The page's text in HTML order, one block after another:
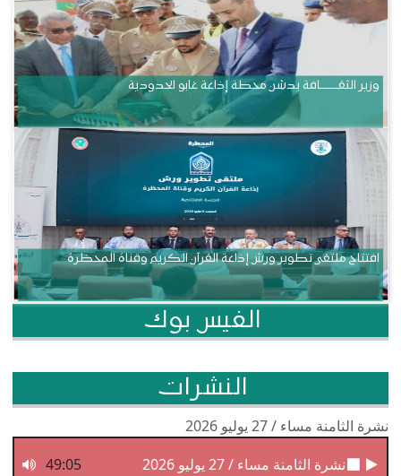
وزير الثقــــــــــافة يدشن محطة إذاعة غابو الحدودية
افتتاح ملتقى تطوير ورش إذاعة القرآن الكريم وقناة المحظرة
الفيس بوك
النشرات
نشرة الثامنة مساء / 27 يوليو 2026
نشرة الثامنة مساء / 27 يوليو 2026
49:05